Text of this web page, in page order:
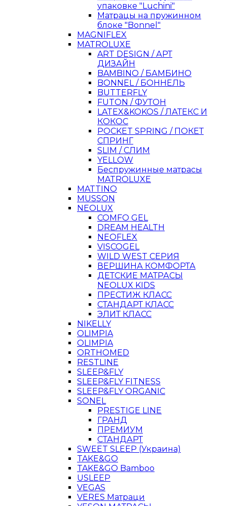
упаковке "Luchini"
Матрацы на пружинном
блоке "Bonnel"
MAGNIFLEX
MATROLUXE
ART DESIGN / АРТ
ДИЗАЙН
BAMBINO / БАМБИНО
BONNEL / БОННЕЛЬ
BUTTERFLY
FUTON / ФУТОН
LATEX&KOKOS / ЛАТЕКС И
КОКОС
POCKET SPRING / ПОКЕТ
СПРИНГ
SLIM / СЛИМ
YELLOW
Беспружинные матрасы
MATROLUXE
MATTINO
MUSSON
NEOLUX
COMFO GEL
DREAM HEALTH
NEOFLEX
VISCOGEL
WILD WEST СЕРИЯ
ВЕРШИНА КОМФОРТА
ДЕТСКИЕ МАТРАСЫ
NEOLUX KIDS
ПРЕСТИЖ КЛАСС
СТАНДАРТ КЛАСС
ЭЛИТ КЛАСС
NIKELLY
OLIMPIA
OLIMPIA
ORTHOMED
RESTLINE
SLEEP&FLY
SLEEP&FLY FITNESS
SLEEP&FLY ORGANIC
SONEL
PRESTIGE LINE
ГРАНД
ПРЕМИУМ
СТАНДАРТ
SWEET SLEEP (Украина)
TAKE&GO
TAKE&GO Bamboo
USLEEP
VEGAS
VERES Матраци